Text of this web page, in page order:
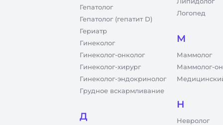
Гепатолог
Гепатолог (гепатит D)
Гериатр
Гинеколог
Гинеколог-онколог
Гинеколог-хирург
Гинеколог-эндокринолог
Грудное вскармливание
Д
Логопед
М
Маммолог
Маммолог-
Н
Невролог